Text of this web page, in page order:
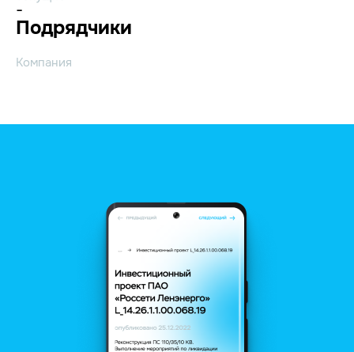
-
Подрядчики
Компания